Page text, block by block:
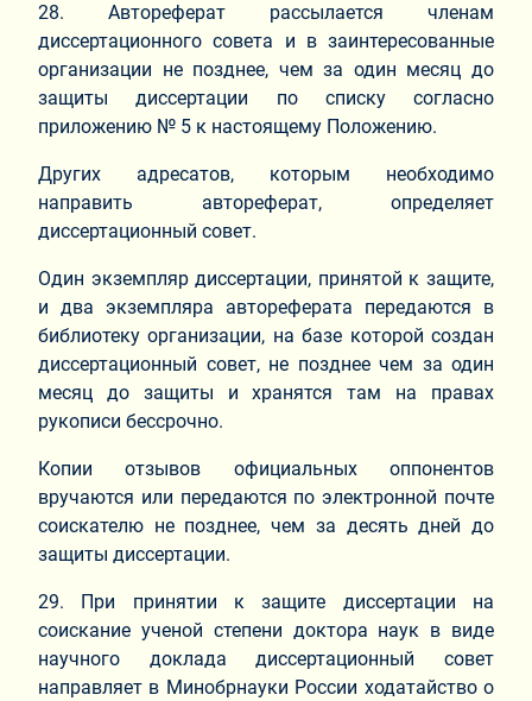
28. Автореферат рассылается членам
диссертационного совета и в заинтересованные
организации не позднее, чем за один месяц до
защиты диссертации по списку согласно
приложению № 5 к настоящему Положению.
Других адресатов, которым необходимо
направить автореферат, определяет
диссертационный совет.
Один экземпляр диссертации, принятой к защите,
и два экземпляра автореферата передаются в
библиотеку организации, на базе которой создан
диссертационный совет, не позднее чем за один
месяц до защиты и хранятся там на правах
рукописи бессрочно.
Копии отзывов официальных оппонентов
вручаются или передаются по электронной почте
соискателю не позднее, чем за десять дней до
защиты диссертации.
29. При принятии к защите диссертации на
соискание ученой степени доктора наук в виде
научного доклада диссертационный совет
направляет в Минобрнауки России ходатайство о